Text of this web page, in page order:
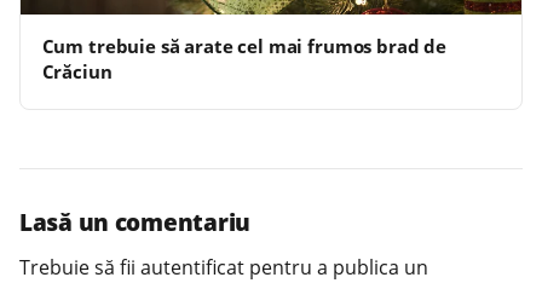
Cum trebuie să arate cel mai frumos brad de
Crăciun
Lasă un comentariu
Trebuie să fii autentificat pentru a publica un